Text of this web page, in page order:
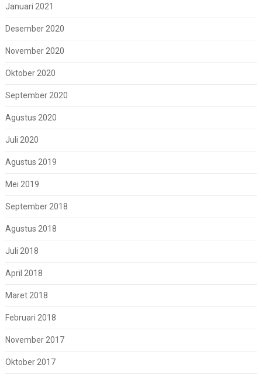
Januari 2021
Desember 2020
November 2020
Oktober 2020
September 2020
Agustus 2020
Juli 2020
Agustus 2019
Mei 2019
September 2018
Agustus 2018
Juli 2018
April 2018
Maret 2018
Februari 2018
November 2017
Oktober 2017